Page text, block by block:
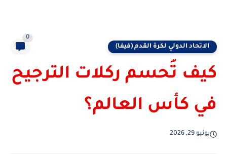
الاتحاد الدولي لكرة القدم (فيفا)
0
كيف تُحسم ركلات الترجيح
في كأس العالم؟
يونيو 29, 2026